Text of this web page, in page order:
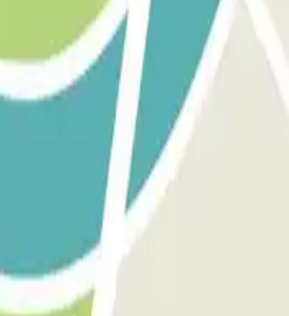
Lì troverete le istruzioni per l'arrivo e